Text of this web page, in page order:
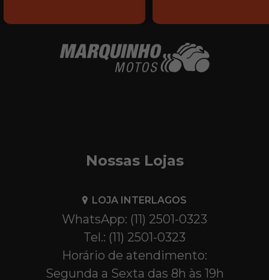
Nossas Lojas
LOJA INTERLAGOS
WhatsApp: (11) 2501-0323
Tel.: (11) 2501-0323
Horário de atendimento:
Segunda a Sexta das 8h às 19h